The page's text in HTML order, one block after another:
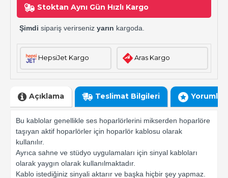
Stoktan Aynı Gün Hızlı Kargo
Şimdi sipariş verirseniz yarın kargoda.
HepsiJet Kargo Aras Kargo
Açıklama Teslimat Bilgileri Yorumlar
Bu kablolar genellikle ses hoparlörlerini mikserden hoparlöre
taşıyan aktif hoparlörler için hoparlör kablosu olarak
kullanılır.
Ayrıca sahne ve stüdyo uygulamaları için sinyal kabloları
olarak yaygın olarak kullanılmaktadır.
Kablo istediğiniz sinyali aktarır ve başka hiçbir şey yapmaz.